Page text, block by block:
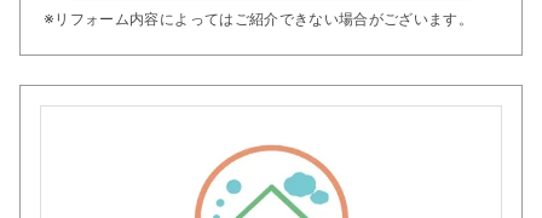
※リフォーム内容によってはご紹介できない場合がございます。